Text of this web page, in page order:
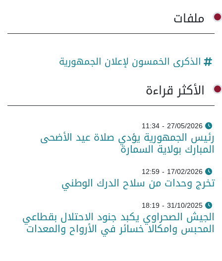
ملفات
الذكرى الخمسون لإعلان الجمهورية
الأكثر قراءة
27/05/2026 - 11:34
رئيس الجمهورية يؤدي صلاة عيد الأضحى
المبارك بولاية السمارة
17/02/2026 - 12:59
تخرج وحدات من سلاح الدرك الوطني
31/10/2025 - 18:19
الجيش الصحراوي يكبد جنود الاحتلال بقطاعي
المحبس وامكالا خسائر في الأرواح والمعدات